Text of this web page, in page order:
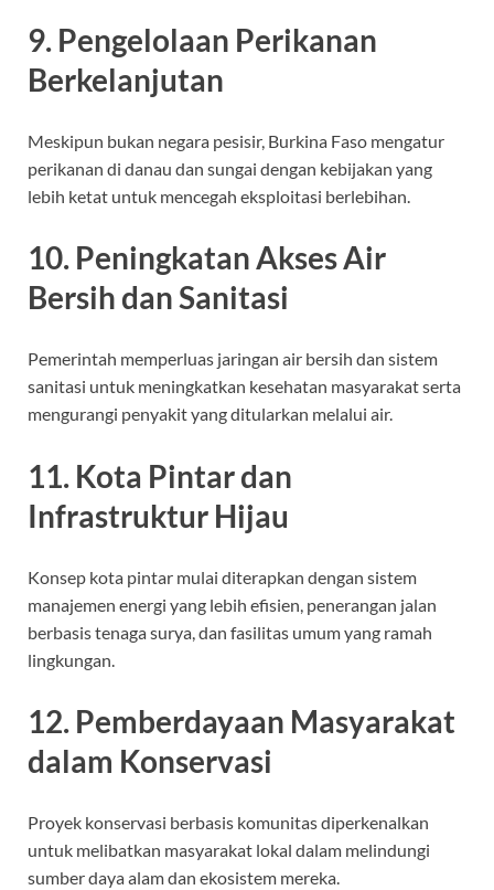
9. Pengelolaan Perikanan
Berkelanjutan
Meskipun bukan negara pesisir, Burkina Faso mengatur
perikanan di danau dan sungai dengan kebijakan yang
lebih ketat untuk mencegah eksploitasi berlebihan.
10. Peningkatan Akses Air
Bersih dan Sanitasi
Pemerintah memperluas jaringan air bersih dan sistem
sanitasi untuk meningkatkan kesehatan masyarakat serta
mengurangi penyakit yang ditularkan melalui air.
11. Kota Pintar dan
Infrastruktur Hijau
Konsep kota pintar mulai diterapkan dengan sistem
manajemen energi yang lebih efisien, penerangan jalan
berbasis tenaga surya, dan fasilitas umum yang ramah
lingkungan.
12. Pemberdayaan Masyarakat
dalam Konservasi
Proyek konservasi berbasis komunitas diperkenalkan
untuk melibatkan masyarakat lokal dalam melindungi
sumber daya alam dan ekosistem mereka.